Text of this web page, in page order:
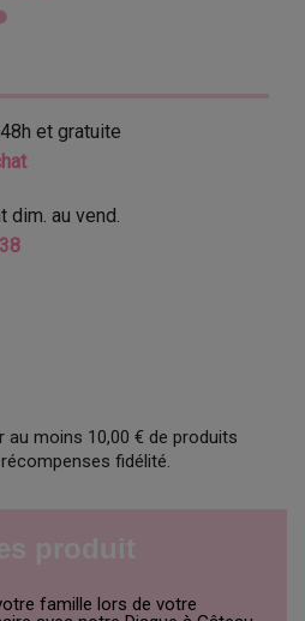
et gratuite
dim. au vend.
moins 10,00 € de produits
fidélité.
famille lors de votre